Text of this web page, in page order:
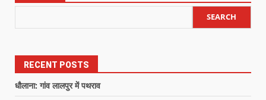
SEARCH
RECENT POSTS
धौलाना: गांव लालपुर में पथराव